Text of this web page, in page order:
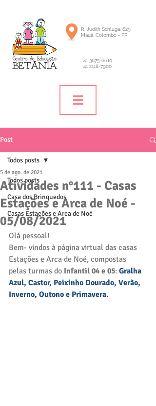
R. Judith Schluga, 629
Mauá, Colombo - PR
41 3675-6610
41 2118-7900
Post
Todos posts
Casa dos Brinquedos
Casas Estações e Arca de Noé
Todos posts
Atividades n°111 - Casas
Estações e Arca de Noé -
05/08/2021
5 de ago. de 2021
Olá pessoal!
Bem- vindos à página virtual das casas
Estações e Arca de Noé, compostas
pelas turmas do Infantil 04 e 05: Gralha
Azul, Castor, Peixinho Dourado, Verão,
Inverno, Outono e Primavera.